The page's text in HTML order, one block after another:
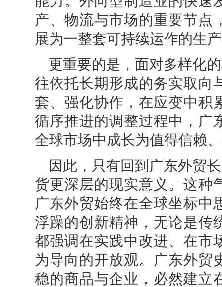
产、物流与市场的重要节点
展为一整套可持续运作的生
更重要的是，面对多样化
往依托长期形成的务实取向
套、强化协作，在应变中积
循序推进的调整过程中，广
全球市场中成长为值得信赖
因此，只有回到广东外贸
货更深层的现实意义。这种
广东外贸始终在全球坐标中
浮躁的创新精神，无论是传
都强调在实践中改进、在市
为导向的开放观。广东外贸
稳的商品与企业，必然建立